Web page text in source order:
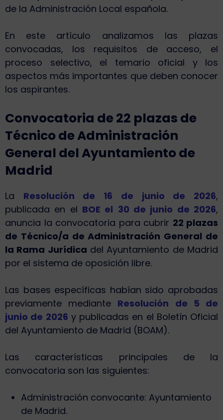
de la Administración Local española.
En este artículo analizamos las plazas
convocadas, los requisitos de acceso, el
proceso selectivo, el temario oficial y los
aspectos más importantes que deben conocer
los aspirantes.
Convocatoria de 22 plazas de
Técnico de Administración
General del Ayuntamiento de
Madrid
La Resolución de 16 de junio de 2026,
publicada en el BOE el 30 de junio de 2026,
anuncia la convocatoria para cubrir 22 plazas
de Técnico/a de Administración General de
la Rama Jurídica del Ayuntamiento de Madrid
por el sistema de oposición libre.
Las bases específicas habían sido aprobadas
previamente mediante Resolución de 5 de
junio de 2026 y publicadas en el Boletín Oficial
del Ayuntamiento de Madrid (BOAM).
Las características principales de la
convocatoria son las siguientes:
Administración convocante: Ayuntamiento
de Madrid.